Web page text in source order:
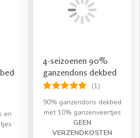
een dekbed van 100%
u liever een combinatie van
bij onze collectiedekbedhoezen, zo
dekbedovertrek bij uw
dekbed.
en
4-seizoenen 90%
ganzendons dekbed
(1)
90% ganzendons dekbed
met 10% ganzenveertjes
GEEN
VERZENDKOSTEN